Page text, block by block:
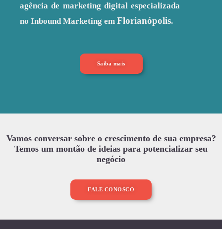
agência de marketing digital especializada
no Inbound Marketing em Florianópolis.
Saiba mais
Vamos conversar sobre o crescimento de sua empresa?
Temos um montão de ideias para potencializar seu
negócio
FALE CONOSCO